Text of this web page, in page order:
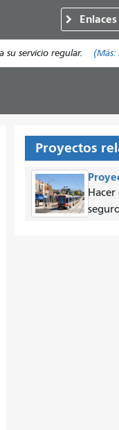
su servicio regular. (Más:
Proyectos
Hacer